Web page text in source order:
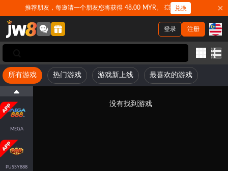
推荐朋友，每邀请一个朋友您将获得 48.00 MYR。 💥 兑换
注册
登录
所有游戏 热门游戏 游戏新上线 最喜欢的游戏
MEGA
PUSSY888
没有找到游戏